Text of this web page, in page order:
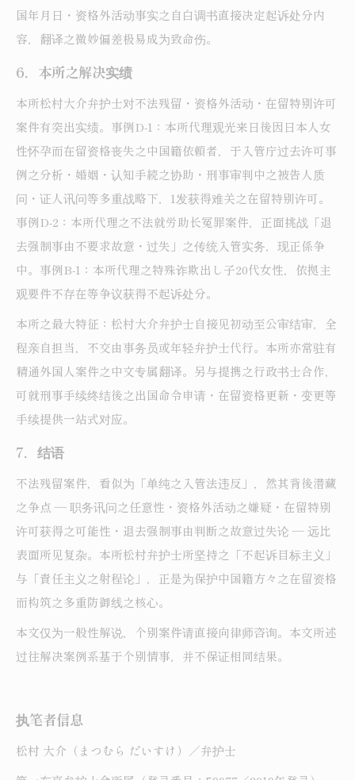
国年月日・资格外活动事实之自白调书直接决定起诉处分内
容，翻译之微妙偏差极易成为致命伤。
6．本所之解决实绩
本所松村大介弁护士对不法残留・资格外活动・在留特别许可
案件有突出实绩。事例D-1：本所代理观光来日後因日本人女
性怀孕而在留资格丧失之中国籍依頼者，于入管庁过去许可事
例之分析・婚姻・认知手続之协助・刑事审判中之被告人质
问・证人讯问等多重战略下，1发获得难关之在留特别许可。
事例D-2：本所代理之不法就労助长冤罪案件，正面挑战「退
去强制事由不要求故意・过失」之传统入管实务，现正係争
中。事例B-1：本所代理之特殊诈欺出し子20代女性，依拠主
观要件不存在等争议获得不起诉处分。
本所之最大特征：松村大介弁护士自接见初动至公审结审，全
程亲自担当，不交由事务员或年轻弁护士代行。本所亦常驻有
精通外国人案件之中文专属翻译。另与提携之行政书士合作，
可就刑事手续终结後之出国命令申请・在留资格更新・变更等
手续提供一站式对应。
7．结语
不法残留案件，看似为「单纯之入管法违反」，然其背後潜藏
之争点 ― 职务讯问之任意性・资格外活动之嫌疑・在留特别
许可获得之可能性・退去强制事由判断之故意过失论 ― 远比
表面所见复杂。本所松村弁护士所坚持之「不起诉目标主义」
与「責任主义之射程论」，正是为保护中国籍方々之在留资格
而构筑之多重防御线之核心。
本文仅为一般性解说，个别案件请直接向律师咨询。本文所述
过往解决案例系基于个别情事，并不保证相同结果。
执笔者信息
松村 大介（まつむら だいすけ）／弁护士